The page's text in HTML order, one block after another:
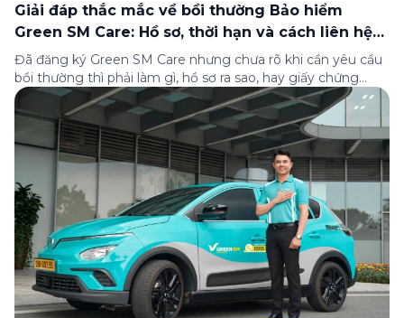
Giải đáp thắc mắc về bồi thường Bảo hiểm
Green SM Care: Hồ sơ, thời hạn và cách liên hệ
hỗ trợ
Đã đăng ký Green SM Care nhưng chưa rõ khi cần yêu cầu
bồi thường thì phải làm gì, hồ sơ ra sao, hay giấy chứng
nhận bảo hiểm tìm ở đâu? Bài viết này tổng hợp đầy đủ các
câu hỏi thường gặp nhất về quy trình bồi thường và hỗ trợ
của Green […]